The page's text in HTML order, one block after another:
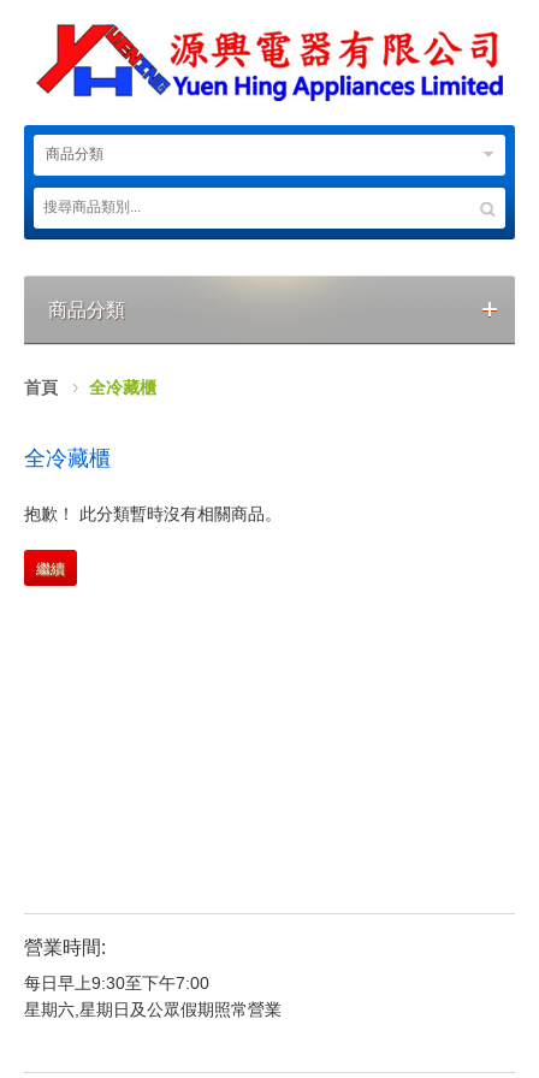
商品分類
商品分類
首頁 全冷藏櫃
全冷藏櫃
抱歉！ 此分類暫時沒有相關商品。
繼續
營業時間:
每日早上9:30至下午7:00
星期六,星期日及公眾假期照常營業